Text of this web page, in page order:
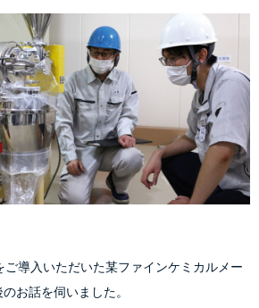
導入いただいた某ファインケミカルメー
お話を伺いました。